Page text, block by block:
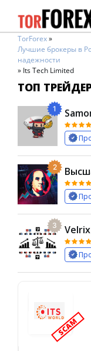
TorForex»
Лучшие брокеры в
надежности
» Its Tech Limited
ТОП
1
2
3 Velrix
SCAM